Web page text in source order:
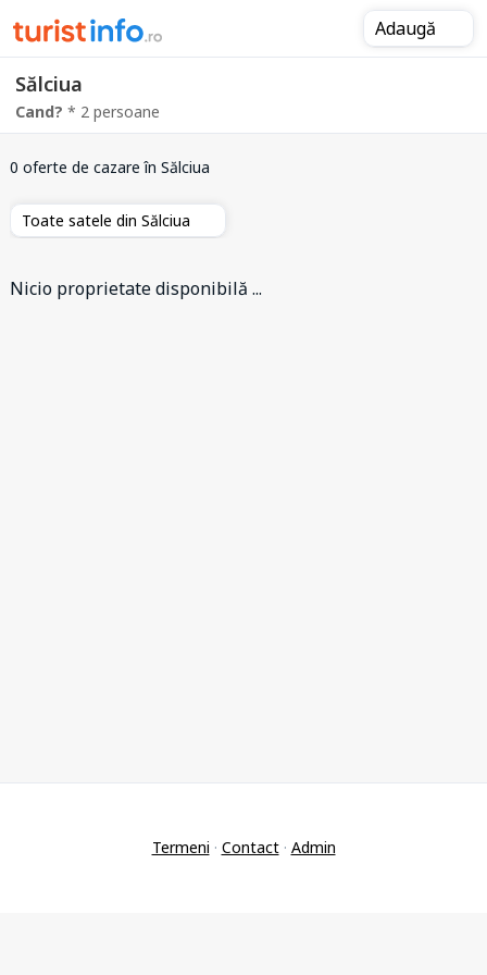
Adaugă
Sălciua
Cand? * 2 persoane
0 oferte de cazareîn Sălciua
Toate satele din Sălciua
Nicio proprietate disponibilă ...
Termeni · Contact· Admin